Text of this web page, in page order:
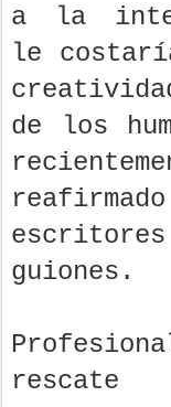
a la
le
de los
guiones.
rescate